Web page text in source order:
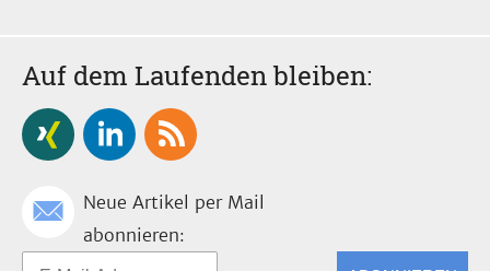
Auf dem Laufenden bleiben:
Neue Artikel per Mail
abonnieren: